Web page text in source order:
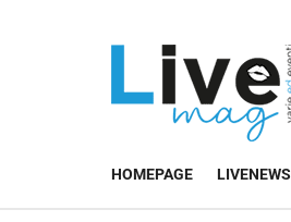
HOMEPAGE LIVENEWS